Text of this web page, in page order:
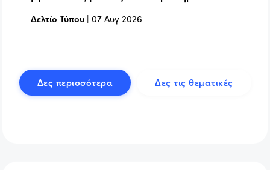
Δελτίο Τύπου |07 Αυγ 2026
Δες περισσότερα Δες τις θεματικές